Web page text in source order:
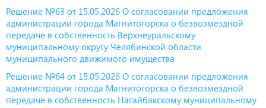
Решение №63 от 15.05.2026 О согласовании предложения
администрации города Магнитогорска о безвозмездной
передаче в собственность Верхнеуральскому
муниципальному округу Челябинской области
муниципального движимого имущества
Решение №64 от 15.05.2026 О согласовании предложения
администрации города Магнитогорска о безвозмездной
передаче в собственность Нагайбакскому муниципальному